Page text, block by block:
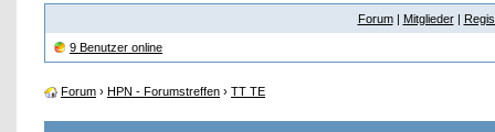
Forum| Mitglieder|
9 Benutzer online
Forum › HPN - Forumstreffen › TT TE